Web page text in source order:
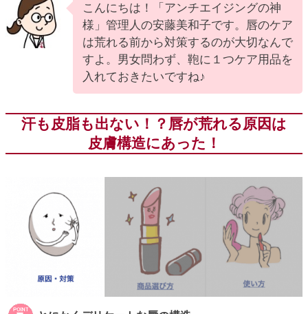
こんにちは！「アンチエイジングの神
様」管理人の安藤美和子です。唇のケア
は荒れる前から対策するのが大切なんで
すよ。男女問わず、鞄に１つケア用品を
入れておきたいですね♪
汗も皮脂も出ない！？唇が荒れる原因は
皮膚構造にあった！